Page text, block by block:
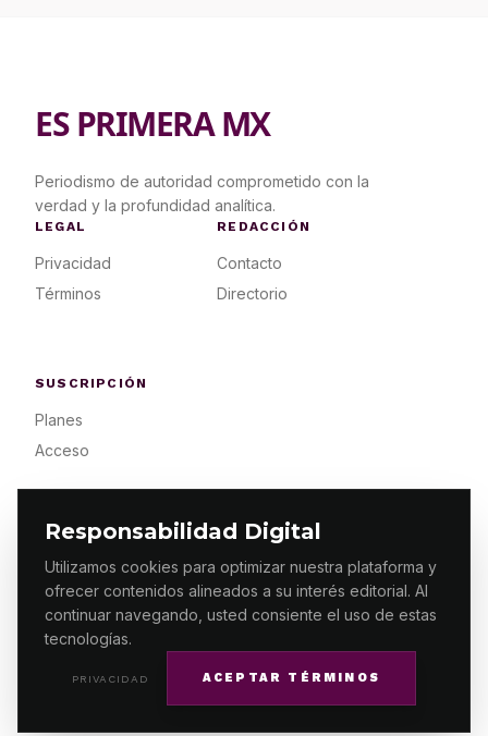
Responsabilidad Digital
Utilizamos cookies para optimizar nuestra plataforma y
ofrecer contenidos alineados a su interés editorial. Al
continuar navegando, usted consiente el uso de estas
tecnologías.
PRIVACIDAD ACEPTAR TÉRMINOS
ES PRIMERA MX
Periodismo de autoridad comprometido con la
verdad y la profundidad analítica.
LEGAL
Privacidad
Términos
REDACCIÓN
Contacto
Directorio
SUSCRIPCIÓN
Planes
Acceso
© 2026 ES PRIMERA MX. ALGUNOS DERECHOS
RESERVADOS / DESIGNMAKING.MX